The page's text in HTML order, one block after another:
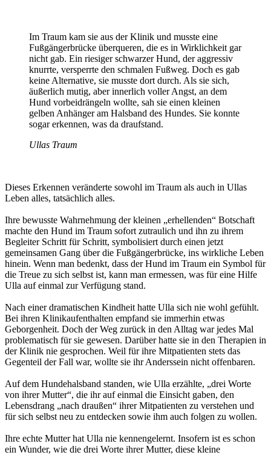
Im Traum kam sie aus der Klinik und musste eine
Fußgängerbrücke überqueren, die es in Wirklichkeit gar
nicht gab. Ein riesiger schwarzer Hund, der aggressiv
knurrte, versperrte den schmalen Fußweg. Doch es gab
keine Alternative, sie musste dort durch. Als sie sich,
äußerlich mutig, aber innerlich voller Angst, an dem
Hund vorbeidrängeln wollte, sah sie einen kleinen
gelben Anhänger am Halsband des Hundes. Sie konnte
sogar erkennen, was da draufstand.
Ullas Traum
Dieses Erkennen veränderte sowohl im Traum als auch in Ullas
Leben alles, tatsächlich alles.
Ihre bewusste Wahrnehmung der kleinen „erhellenden“ Botschaft
machte den Hund im Traum sofort zutraulich und ihn zu ihrem
Begleiter Schritt für Schritt, symbolisiert durch einen jetzt
gemeinsamen Gang über die Fußgängerbrücke, ins wirkliche Leben
hinein. Wenn man bedenkt, dass der Hund im Traum ein Symbol für
die Treue zu sich selbst ist, kann man ermessen, was für eine Hilfe
Ulla auf einmal zur Verfügung stand.
Nach einer dramatischen Kindheit hatte Ulla sich nie wohl gefühlt.
Bei ihren Klinikaufenthalten empfand sie immerhin etwas
Geborgenheit. Doch der Weg zurück in den Alltag war jedes Mal
problematisch für sie gewesen. Darüber hatte sie in den Therapien in
der Klinik nie gesprochen. Weil für ihre Mitpatienten stets das
Gegenteil der Fall war, wollte sie ihr Anderssein nicht offenbaren.
Auf dem Hundehalsband standen, wie Ulla erzählte, „drei Worte
von ihrer Mutter“, die ihr auf einmal die Einsicht gaben, den
Lebensdrang „nach draußen“ ihrer Mitpatienten zu verstehen und
für sich selbst neu zu entdecken sowie ihm auch folgen zu wollen.
Ihre echte Mutter hat Ulla nie kennengelernt. Insofern ist es schon
ein Wunder, wie die drei Worte ihrer Mutter, diese kleine